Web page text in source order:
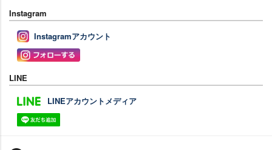
Instagram
Instagramアカウント
LINE
LINEアカウントメディア